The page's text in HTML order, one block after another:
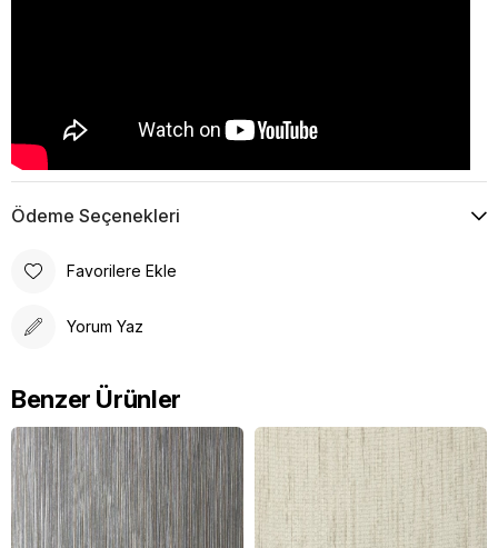
Ödeme Seçenekleri
Favorilere Ekle
Yorum Yaz
Benzer Ürünler